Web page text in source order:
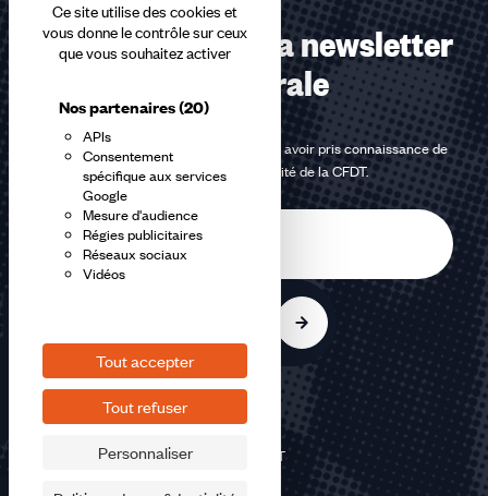
Ce site utilise des cookies et
vous donne le contrôle sur ceux
que vous souhaitez activer
Nos partenaires(20)
APIs
Consentement
spécifique aux services
Google
Mesure d'audience
Régies publicitaires
Réseaux sociaux
Vidéos
Tout accepter
Tout refuser
Personnaliser
Abonnez-vous à la newsletter
confédérale
En m'inscrivant à la newsletter, j'affirme avoir pris connaissance de
lapolitique de confidentialité de la CFDT.
©2026 CFDT